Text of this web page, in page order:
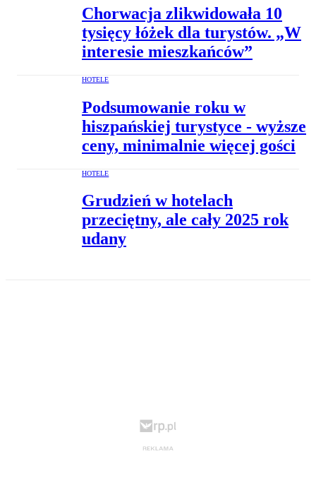
Chorwacja zlikwidowała 10
tysięcy łóżek dla turystów. „W
interesie mieszkańców”
HOTELE
Podsumowanie roku w
hiszpańskiej turystyce - wyższe
ceny, minimalnie więcej gości
HOTELE
Grudzień w hotelach
przeciętny, ale cały 2025 rok
udany